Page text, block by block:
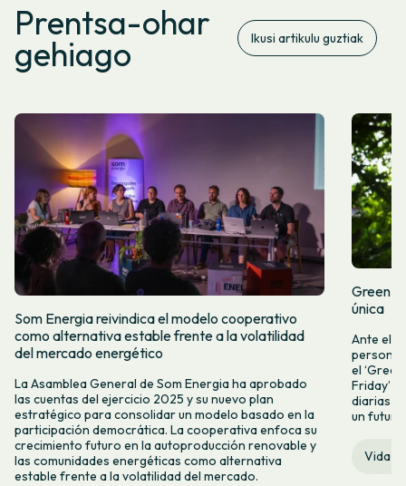
Prentsa-ohar
gehiago Ikusi artikulu guztiak
Som Energia reivindica el modelo cooperativo
como alternativa estable frente a la volatilidad
del mercado energético
La Asamblea General de Som Energia ha aprobado
las cuentas del ejercicio 2025 y su nuevo plan
estratégico para consolidar un modelo basado en la
participación democrática. La cooperativa enfoca su
crecimiento futuro en la autoproducción renovable y
las comunidades energéticas como alternativa
estable frente a la volatilidad del mercado.
Green
única
Ante el
el
Friday’
diarias y
un
Vida